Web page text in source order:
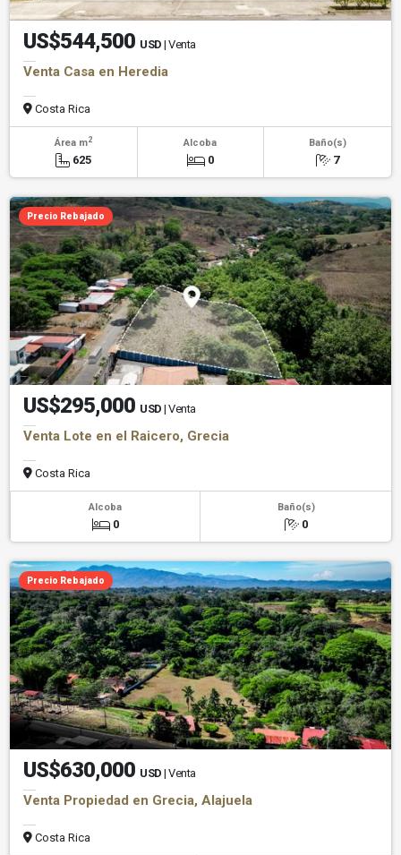
US$544,500 USD | Venta
Venta Casa en Heredia
Costa Rica
Área m2
625
Alcoba
0
Baño(s)
7
Precio Rebajado
US$295,000 USD | Venta
Venta Lote en el Raicero, Grecia
Costa Rica
Alcoba
0
Baño(s)
0
Precio Rebajado
US$630,000 USD | Venta
Venta Propiedad en Grecia, Alajuela
Costa Rica